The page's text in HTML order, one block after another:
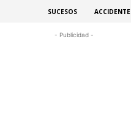
SUCESOS
- Publicidad -